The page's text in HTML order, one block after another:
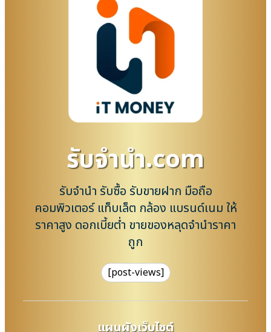
รับจํานํา.com
รับจำนำ รับซื้อ รับขายฝาก มือถือ
คอมพิวเตอร์ แท็บเล็ต กล้อง แบรนด์เนม ให้
ราคาสูง ดอกเบี้ยต่ำ ขายของหลุดจำนำราคา
ถูก
[post-views]
แผนผังเว็บไซต์